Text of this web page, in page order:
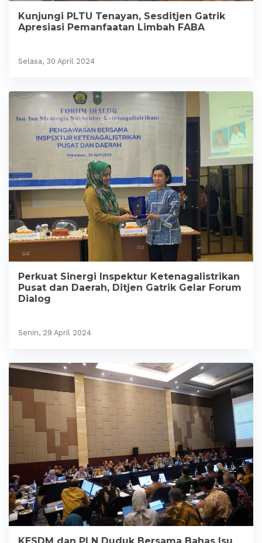
Kunjungi PLTU Tenayan, Sesditjen Gatrik
Apresiasi Pemanfaatan Limbah FABA
Selasa, 30 April 2024
Perkuat Sinergi Inspektur Ketenagalistrikan
Pusat dan Daerah, Ditjen Gatrik Gelar Forum
Dialog
Senin, 29 April 2024
KESDM dan PLN Duduk Bersama Bahas Isu